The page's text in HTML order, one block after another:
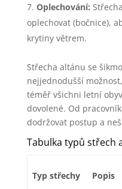
Oplechování:
oplechovat (bočnice),
krytiny větrem.
Střecha altánu se
nejjednodušší
téměř všichni letní
dovolené. Od
dodržovat postup a
Tabulka typů střech
Typ střechy Popis